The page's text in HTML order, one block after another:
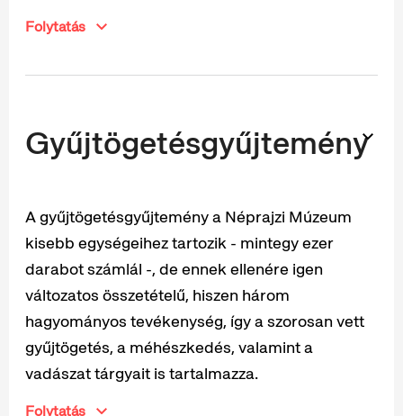
Folytatás
Gyűjtögetésgyűjtemény
A gyűjtögetésgyűjtemény a Néprajzi Múzeum
kisebb egységeihez tartozik - mintegy ezer
darabot számlál -, de ennek ellenére igen
változatos összetételű, hiszen három
hagyományos tevékenység, így a szorosan vett
gyűjtögetés, a méhészkedés, valamint a
vadászat tárgyait is tartalmazza.
Folytatás